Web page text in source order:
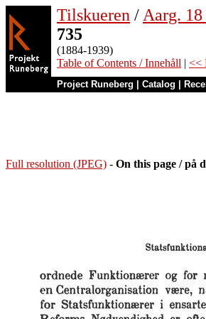
Tilskueren / Aarg.
735
(1884-1939)
Table of Contents / Innehåll | <<
Project Runeberg Catalog
Full resolution (JPEG) - On this page / på